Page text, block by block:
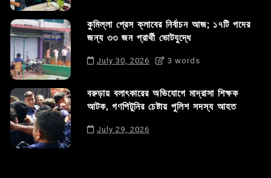
কুমিল্লা প্রেস ক্লাবের নির্বাচন আজ; ১৭টি পদের
জন্য ৩৩ জন প্রার্থী ভোটযুদ্ধে
July 30, 2026 3 words
বরুড়ায় বলাৎকারের অভিযোগে মাদ্রাসা শিক্ষক
আটক, গণপিটুনির চেষ্টায় পুলিশ সদস্য আহত
July 29, 2026